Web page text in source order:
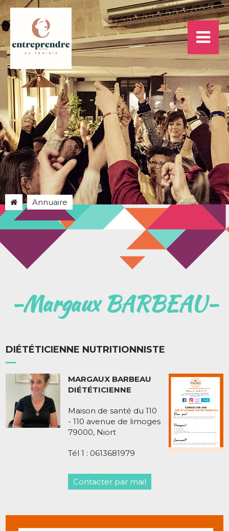
Annuaire
Margaux BARBEAU
DIÉTÉTICIENNE NUTRITIONNISTE
MARGAUX BARBEAU
DIÉTÉTICIENNE
Maison de santé du 110
- 110 avenue de limoges
79000, Niort
Tél 1 : 0613681979
Contacter par mail